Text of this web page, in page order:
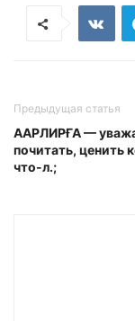
Предыдущая статья
ААРЛИРҒА —
почи­тать, ценить
что-л.;